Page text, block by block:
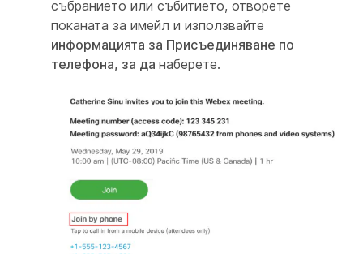
събранието или събитието, отворете
поканата за имейл и използвайте
информацията за Присъединяване по
телефона, за да наберете.